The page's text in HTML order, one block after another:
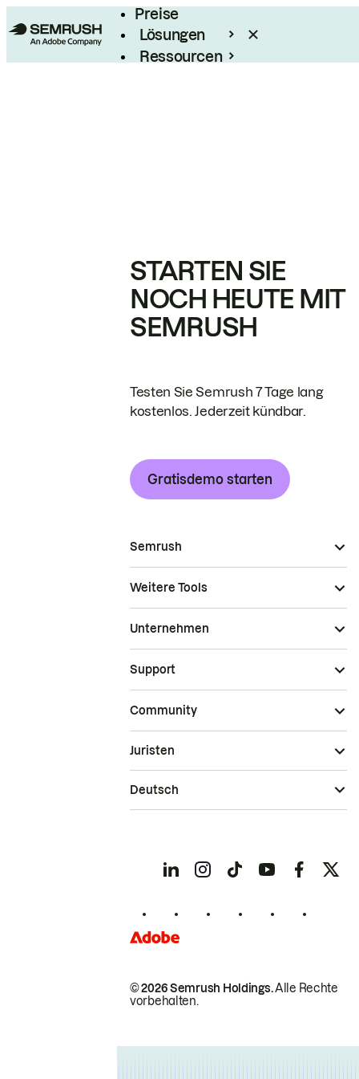
Preise
Lösungen
Ressourcen
STARTEN SIE
NOCH HEUTE MIT
SEMRUSH
Testen Sie Semrush 7 Tage lang
kostenlos. Jederzeit kündbar.
Gratisdemo starten
Semrush
Weitere Tools
Unternehmen
Support
Community
© 2026 Semrush Holdings.Alle Rechte
vorbehalten.
Juristen
Deutsch